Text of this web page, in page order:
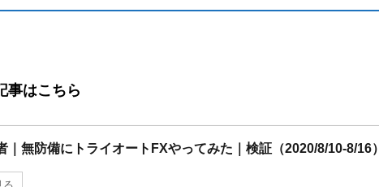
事はこちら
｜無防備にトライオートFXやってみた｜検証（2020/8/10-8/16）